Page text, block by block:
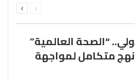
الصفحةالصفحة
“الصحة العالمية”
نهج متكامل لمواجهة